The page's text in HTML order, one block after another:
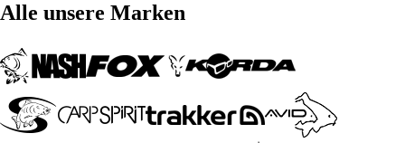
Alle unsere Marken